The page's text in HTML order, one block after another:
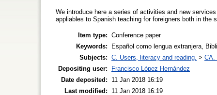
We introduce here a series of activities and new
appliables to Spanish teaching for foreigners both in the
Item type: Conference paper
Keywords:
Español como lengua extranjera,
Subjects: C. Users, literacy and reading. > CA.
Depositing user:
Francisco López Hernández
Date deposited:
11 Jan 2018 16:19
Last modified:
11 Jan 2018 16:19